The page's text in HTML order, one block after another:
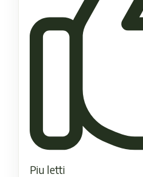
Piu letti